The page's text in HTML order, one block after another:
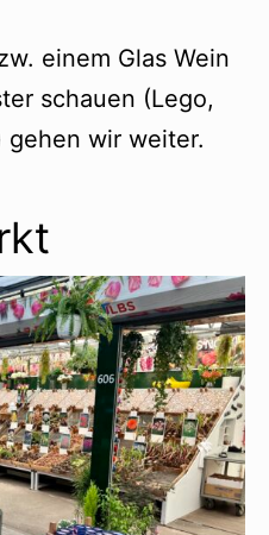
einem Glas Wein
schauen (Lego,
gehen wir weiter.